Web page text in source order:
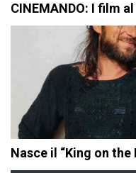
CINEMANDO: I film
Nasce il “King on